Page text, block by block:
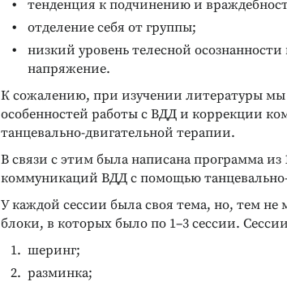
тенденция к подчинению и
отделение себя от группы;
низкий уровень телесной
напряжение.
К сожалению, при изучении литературы мы
особенностей работы с ВДД и коррекции
танцевально-двигательной терапии.
В связи с этим была написана программа
коммуникаций ВДД с помощью
У каждой сессии была своя тема, но, тем не
блоки, в которых было по 1–3 сессии.
шеринг;
разминка;